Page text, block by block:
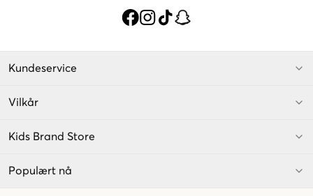
Kundeservice
Vilkår
Kids Brand Store
Populært nå